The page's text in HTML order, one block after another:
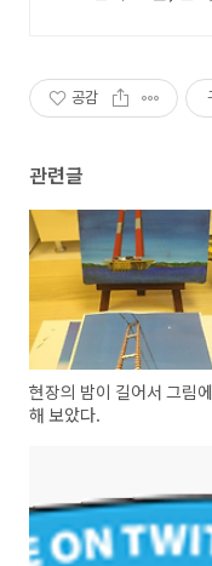
공감
관련글
현장의 밤이 길어서 그림
해 보았다.